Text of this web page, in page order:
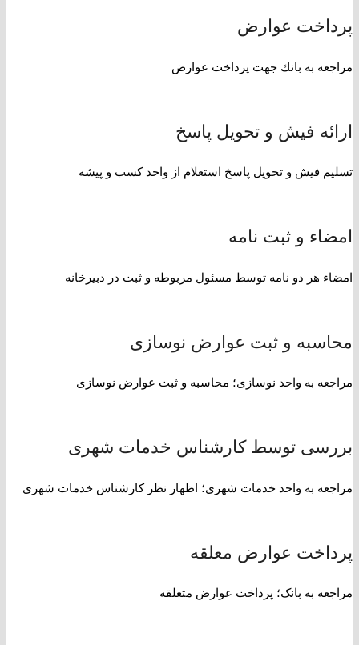
پرداخت عوارض
مراجعه به بانك جهت پرداخت عوارض
ارائه فیش و تحویل پاسخ
تسليم فيش و تحويل پاسخ استعلام از واحد كسب و پيشه
امضاء و ثبت نامه
امضاء هر دو نامه توسط مسئول مربوطه و ثبت در دبيرخانه
محاسبه و ثبت عوارض نوسازی
مراجعه به واحد نوسازی؛ محاسبه و ثبت عوارض نوسازی
بررسی توسط کارشناس خدمات شهری
مراجعه به واحد خدمات شهری؛ اظهار نظر کارشناس خدمات شهری
پرداخت عوارض معلقه
مراجعه به بانک؛ پرداخت عوارض متعلقه